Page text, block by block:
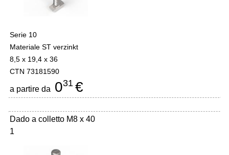
Serie 10
Materiale ST verzinkt
8,5 x 19,4 x 36
CTN 73181590
a partire da 031 €
Dado a colletto M8 x 40
1